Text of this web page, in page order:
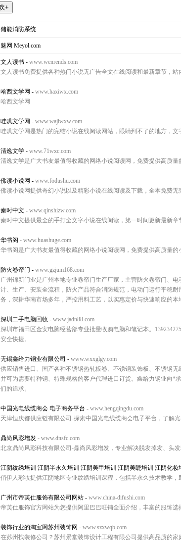
储能消防系统
魅网 Meyol.com
文人读书 - www.wenrends.com
文人读书免费提供各种热门小说无广告全文在线阅读和最新章节，
哈西文学网 - www.haxiwx.com
哈西文学网
哇叽文学网 - www.wajiwxw.com
哇叽文学网是热门的完结小说在线阅读网站，眼睛到不了的地方，
清逸文学 - www.71wxc.com
清逸文学是广大书友最值得收藏的网络小说阅读网，免费提供高质
佛读小说网 - www.fodushu.com
佛读小说网提供奇幻小说以及精彩小说在线阅读及下载，全本免费无
秦时中文 - www.qinshizw.com
秦时中文提供最全的手打全文字小说在线阅读，第一时间更新最新章
华书阁 - www.huashuge.com
华书阁是广大书友最值得收藏的网络小说阅读网，免费提供高质量的
防火卷帘门 - www.gzjum168.com
广州锦新门业是广州本地专业卷帘门生产厂家，主营防火卷帘门、
计、生产、安装全流程，防火产品符合消防规范，电动门运行平稳
务，深耕华南市场多年，严控用料工艺，以实惠定价与快速响应的本
深圳二手电脑回收 - www.jadn88.com
深圳市福田区金安电脑经营部专业批量收购电脑和笔记本。
安全快捷。
无锡鑫给力钢业有限公司 - www.wxxglgy.com
供应销售进口、国产各种不锈钢热轧板卷、不锈钢装饰板、不锈钢
并可为需要特种钢、特殊规格的客户代理进口订货。鑫给力钢业向*
们的追求。
中国光电线缆商会 电子商务平台 - www.hengqingdu.com
天津恒庆都供应链有限公司-探索中国光电线缆商会电子平台，了解
鼎尚风彩增发 - www.dnsfc.com
北京鼎尚风彩科技有限公司-鼎尚风彩增发，专业解决脱发掉发、头
江阴纹绣培训 江阴半永久培训 江阴美甲培训 江阴美睫培训 江阴化妆
俏伊人彩妆提供江阴地区专业纹绣培训课程，包括半永久技术教学
广州市帝芙仕服饰有限公司网站 - www.china-difushi.com
帝芙仕服饰官方网站为您提供阿里巴巴旺铺全面介绍，丰富的服饰选
装饰行业的淘宝网苏州装饰网 - www.szxwqb.com
在苏州找装修公司？苏州景堂装饰设计工程有限公司提供高品质的